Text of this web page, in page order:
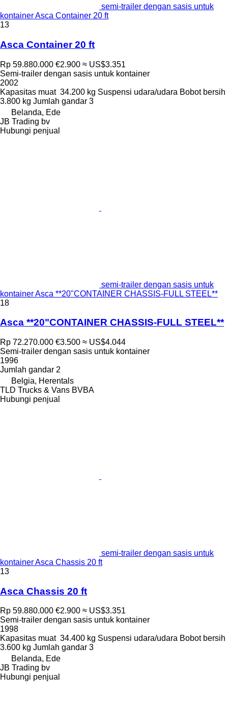
semi-trailer dengan sasis untuk
kontainer Asca Container 20 ft
13
Asca Container 20 ft
Rp 59.880.000 €2.900 ≈ US$3.351
Semi-trailer dengan sasis untuk kontainer
2002
Kapasitas muat 34.200 kg Suspensi udara/udara Bobot bersih
3.800 kg Jumlah gandar 3
Belanda, Ede
JB Trading bv
Hubungi penjual
semi-trailer dengan sasis untuk
kontainer Asca **20"CONTAINER CHASSIS-FULL STEEL**
18
Asca **20"CONTAINER CHASSIS-FULL STEEL**
Rp 72.270.000 €3.500 ≈ US$4.044
Semi-trailer dengan sasis untuk kontainer
1996
Jumlah gandar 2
Belgia, Herentals
TLD Trucks & Vans BVBA
Hubungi penjual
semi-trailer dengan sasis untuk
kontainer Asca Chassis 20 ft
13
Asca Chassis 20 ft
Rp 59.880.000 €2.900 ≈ US$3.351
Semi-trailer dengan sasis untuk kontainer
1998
Kapasitas muat 34.400 kg Suspensi udara/udara Bobot bersih
3.600 kg Jumlah gandar 3
Belanda, Ede
JB Trading bv
Hubungi penjual